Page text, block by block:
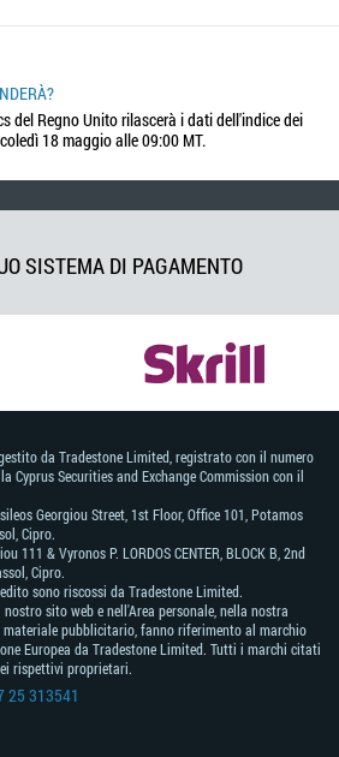
del Regno Unito rilascerà i dati dell'indice dei
18 maggio alle 09:00 MT.
SISTEMA DI PAGAMENTO
da Tradestone Limited, registrato con il numero
Cyprus Securities and Exchange Commission con il
Georgiou Street, 1st Floor, Office 101, Potamos
Cipro.
111 & Vyronos Р. LORDOS CENTER, BLOCK В, 2nd
Cipro.
sono riscossi da Tradestone Limited.
sito web e nell'Area personale, nella nostra
pubblicitario, fanno riferimento al marchio
Europea da Tradestone Limited. Tutti i marchi citati
rispettivi proprietari.
25 313541